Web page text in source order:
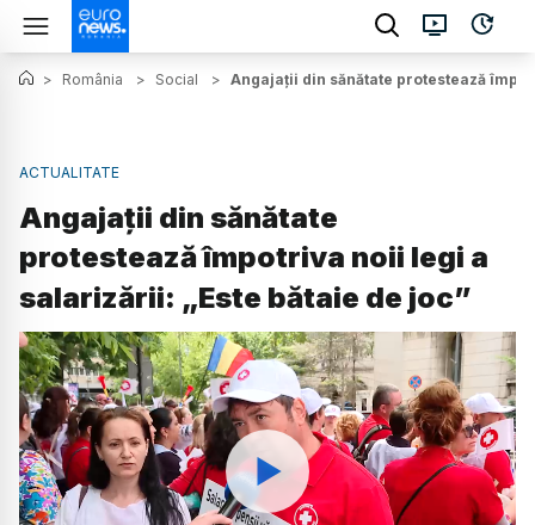
> România > Social > Angajații din sănătate protestează
ACTUALITATE
Angajații din sănătate
protestează împotriva noii legi a
salarizării: „Este bătaie de joc”
Watch